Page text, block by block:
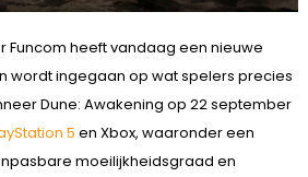
Funcom heeft vandaag een nieuwe
wordt ingegaan op wat spelers precies
Dune: Awakening op 22 september
5 en Xbox, waaronder een
moeilijkheidsgraad en